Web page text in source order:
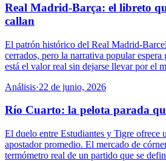
Real Madrid-Barça: el libreto
callan
El patrón histórico del Real Madrid-
cerrados, pero la narrativa popular
está el valor real sin dejarse llevar por el
Análisis·22 de junio, 2026
Río Cuarto: la pelota parada
El duelo entre Estudiantes y Tigre ofrece
apostador promedio. El mercado de
termómetro real de un partido que se